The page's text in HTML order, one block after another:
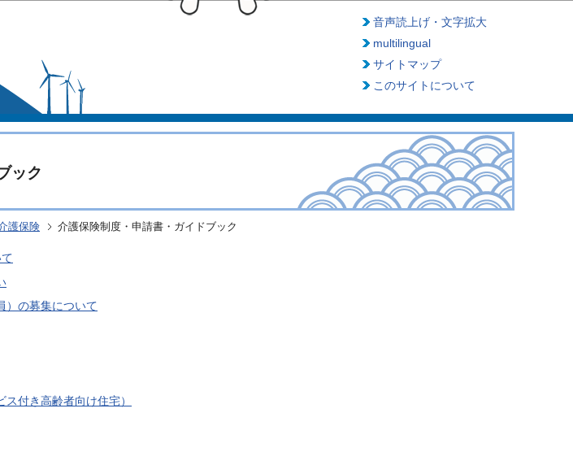
音声読上げ・文字拡大
multilingual
サイトマップ
このサイトについて
ック
護保険 介護保険制度・申請書・ガイドブック
）の募集について
付き高齢者向け住宅）